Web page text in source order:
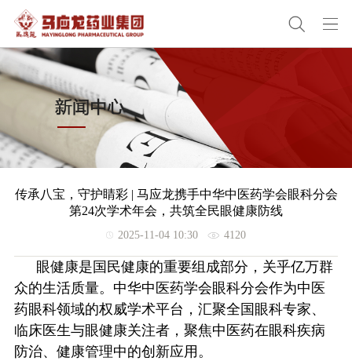
传承八宝，守护睛彩 | 马应龙携手中华中医药学会眼科分会
第24次学术年会，共筑全民眼健康防线
2025-11-04 10:30 4120
眼健康是国民健康的重要组成部分，关乎亿万群
众的生活质量。中华中医药学会眼科分会作为中医
药眼科领域的权威学术平台，汇聚全国眼科专家、
临床医生与眼健康关注者，聚焦中医药在眼科疾病
防治、健康管理中的创新应用。